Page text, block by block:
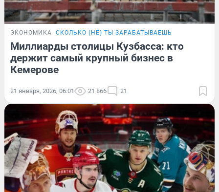
ЭКОНОМИКА СКОЛЬКО (НЕ) ТЫ ЗАРАБАТЫВАЕШЬ
Миллиарды столицы Кузбасса: кто
держит самый крупный бизнес в
Кемерове
21 января, 2026, 06:01 21 866 21